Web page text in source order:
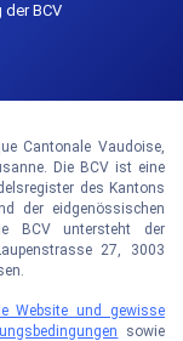
BCV
Cantonale Vaudoise,
Die BCV ist eine
des Kantons
der eidgenössischen
BCV untersteht der
27, 3003
Website und gewisse
sowie